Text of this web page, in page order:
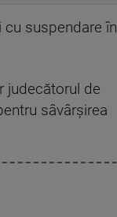
suspendare în
judecătorul de
sâvârşirea